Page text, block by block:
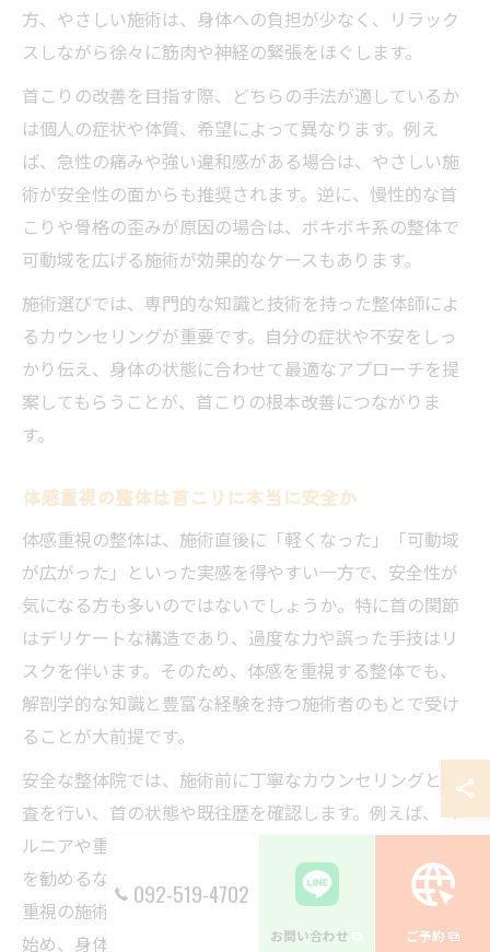
方、やさしい施術は、身体への負担が少なく、リラック
スしながら徐々に筋肉や神経の緊張をほぐします。
首こりの改善を目指す際、どちらの手法が適しているか
は個人の症状や体質、希望によって異なります。例え
ば、急性の痛みや強い違和感がある場合は、やさしい施
術が安全性の面からも推奨されます。逆に、慢性的な首
こりや骨格の歪みが原因の場合は、ボキボキ系の整体で
可動域を広げる施術が効果的なケースもあります。
施術選びでは、専門的な知識と技術を持った整体師によ
るカウンセリングが重要です。自分の症状や不安をしっ
かり伝え、身体の状態に合わせて最適なアプローチを提
案してもらうことが、首こりの根本改善につながりま
す。
体感重視の整体は首こりに本当に安全か
体感重視の整体は、施術直後に「軽くなった」「可動域
が広がった」といった実感を得やすい一方で、安全性が
気になる方も多いのではないでしょうか。特に首の関節
はデリケートな構造であり、過度な力や誤った手技はリ
スクを伴います。そのため、体感を重視する整体でも、
解剖学的な知識と豊富な経験を持つ施術者のもとで受け
ることが大前提です。
安全な整体院では、施術前に丁寧なカウンセリングと検
査を行い、首の状態や既往歴を確認します。例えば、ヘ
ルニアや重大な疾患が疑われる場合は、医療機関の受診
を勧めるなど、リスク回避の体制が整っています。体感
重視の施術を希望する場合も、初回はやさしい手技から
始め、身体の反応を見ながら徐々に強度を調整する方針
092-519-4702
お問い合わせ ご予約